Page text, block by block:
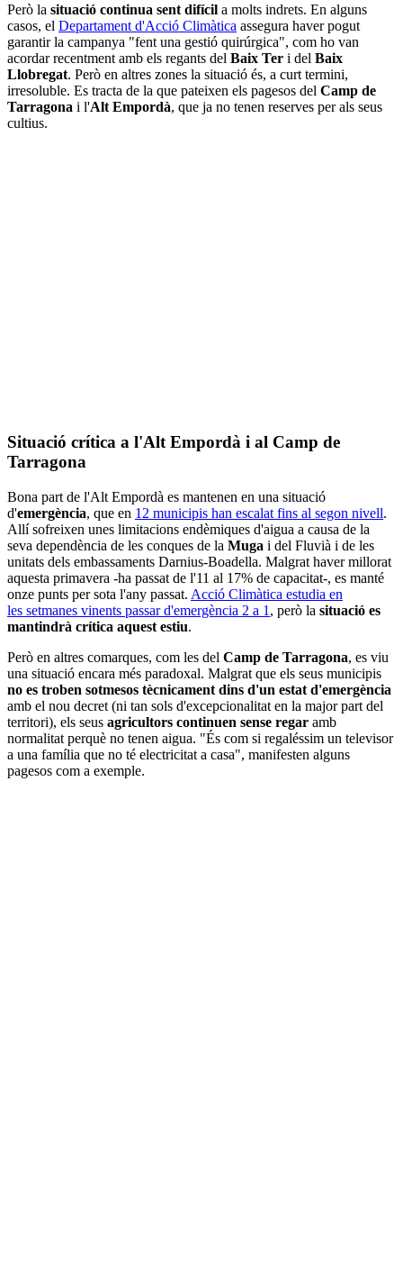
Però la situació continua sent difícil a molts indrets. En alguns
casos, el Departament d'Acció Climàtica assegura haver pogut
garantir la campanya "fent una gestió quirúrgica", com ho van
acordar recentment amb els regants del Baix Ter i del Baix
Llobregat. Però en altres zones la situació és, a curt termini,
irresoluble. Es tracta de la que pateixen els pagesos del Camp de
Tarragona i l'Alt Empordà, que ja no tenen reserves per als seus
cultius.
Situació crítica a l'Alt Empordà i al Camp de
Tarragona
Bona part de l'Alt Empordà es mantenen en una situació
d'emergència, que en 12 municipis han escalat fins al segon nivell.
Allí sofreixen unes limitacions endèmiques d'aigua a causa de la
seva dependència de les conques de la Muga i del Fluvià i de les
unitats dels embassaments Darnius-Boadella. Malgrat haver millorat
aquesta primavera -ha passat de l'11 al 17% de capacitat-, es manté
onze punts per sota l'any passat. Acció Climàtica estudia en
les setmanes vinents passar d'emergència 2 a 1 , però la situació es
mantindrà crítica aquest estiu.
Però en altres comarques, com les del Camp de Tarragona, es viu
una situació encara més paradoxal. Malgrat que els seus municipis
no es troben sotmesos tècnicament dins d'un estat d'emergència
amb el nou decret (ni tan sols d'excepcionalitat en la major part del
territori), els seus agricultors continuen sense regar amb
normalitat perquè no tenen aigua. "És com si regaléssim un televisor
a una família que no té electricitat a casa", manifesten alguns
pagesos com a exemple.